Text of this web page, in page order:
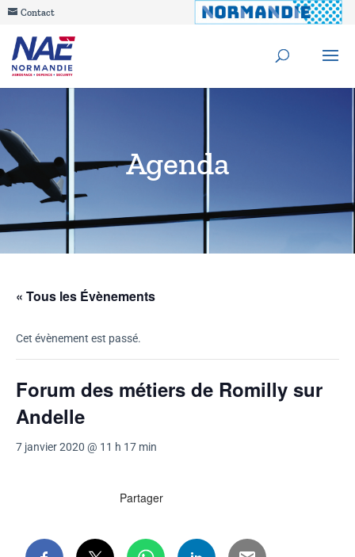
Contact
Agenda
« Tous les Évènements
Cet évènement est passé.
Forum des métiers de Romilly sur
Andelle
7 janvier 2020 @ 11 h 17 min
Partager